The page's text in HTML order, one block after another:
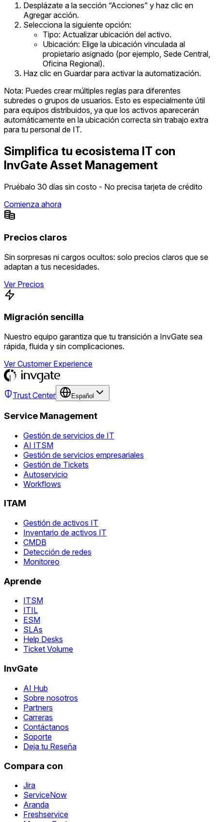
Desplázate a la sección “Acciones” y haz clic en
Agregar acción.
Selecciona la siguiente opción:
Tipo: Actualizar ubicación del activo.
Ubicación: Elige la ubicación vinculada al
propietario asignado (por ejemplo, Sede Central,
Oficina Regional).
Haz clic en Guardar para activar la automatización.
Nota: Puedes crear múltiples reglas para diferentes
subredes o grupos de usuarios. Esto es especialmente útil
para equipos distribuidos, ya que los activos aparecerán
automáticamente en la ubicación correcta sin trabajo extra
para tu personal de IT.
Simplifica tu ecosistema IT con
InvGate Asset Management
Pruébalo 30 días sin costo - No precisa tarjeta de crédito
Comienza ahora
Precios claros
Sin sorpresas ni cargos ocultos: solo precios claros que se
adaptan a tus necesidades.
Ver Precios
Migración sencilla
Nuestro equipo garantiza que tu transición a InvGate sea
rápida, fluida y sin complicaciones.
Ver Customer Experience
Trust Center Español
Service Management
Gestión de servicios de IT
AI ITSM
Gestión de servicios empresariales
Gestión de Tickets
Autoservicio
Workflows
ITAM
Gestión de activos IT
Inventario de activos IT
CMDB
Detección de redes
Monitoreo
Aprende
ITSM
ITIL
ESM
SLAs
Help Desks
Ticket Volume
InvGate
AI Hub
Sobre nosotros
Partners
Carreras
Contáctanos
Soporte
Deja tu Reseña
Compara con
Jira
ServiceNow
Aranda
Freshservice